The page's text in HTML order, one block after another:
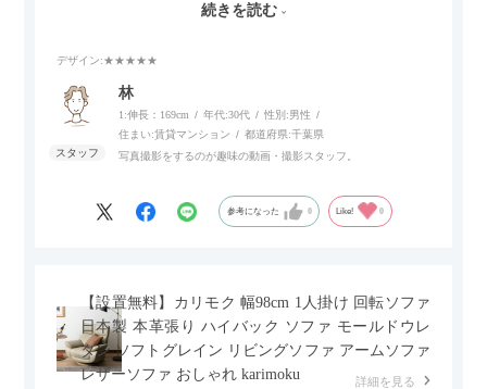
スマホやタブレットを充電しながらリラックスできるのが嬉し
個人的にはコードレス＆充電式なので、コンセントの場所を気
にせず、好きな場所に置けるのが画期的に感じました。
続きを読む
デザイン:★★★★★
林
1:伸長：169cm 年代:30代 性別:男性
住まい:賃貸マンション 都道府県:千葉県
写真撮影をするのが趣味の動画・撮影スタッフ。
参考になった 0 Like! 0
【設置無料】カリモク 幅98cm 1人掛け 回転ソファ
日本製 本革張り ハイバック ソファ モールドウレ
タン ソフトグレイン リビングソファ アームソファ
レザーソファ おしゃれ karimoku
詳細を見る